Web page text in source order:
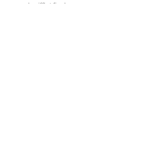
coup de sifflet final.